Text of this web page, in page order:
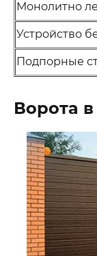
Монолитно
Устройство
Подпорные
Ворота